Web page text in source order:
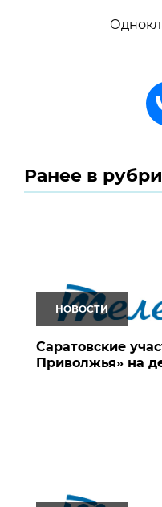
Ранее в
НОВОСТИ
Саратовские
Приволжья» на